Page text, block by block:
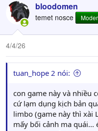
bloodomen
temet nosce
4/4/26
tuan_hope 2 nói:
con game này và nhiều
cứ lạm dụng kịch bản
limbo (game này thì xài
mấy bối cảnh ma quái...